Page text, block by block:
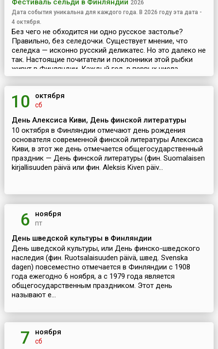
Фестиваль сельди в Финляндии 2026
Дата события уникальна для каждого года. В 2026 году эта дата -
4 октября.
Без чего не обходится ни одно русское застолье?
Правильно, без селедочки. Существует мнение, что
селедка — исконно русский деликатес. Но это далеко не
так. Настоящие почитатели и поклонники этой рыбки
живут в Финляндии. Каждый год, в первых числа...
10 октября
сб
День Алексиса Киви, День финской литературы
10 октября в Финляндии отмечают день рождения
основателя современной финской литературы Алексиса
Киви, в этот же день отмечается общегосударственный
праздник — День финской литературы (фин. Suomalaisen
kirjallisuuden päivä или фин. Aleksis Kiven päiv...
6 ноября
пт
День шведской культуры в Финляндии
День шведской культуры, или День финско-шведского
наследия (фин. Ruotsalaisuuden päivä, швед. Svenska
dagen) повсеместно отмечается в Финляндии с 1908
года ежегодно 6 ноября, а с 1979 года является
общегосударственным праздником. Этот день
называют е...
7 ноября
сб